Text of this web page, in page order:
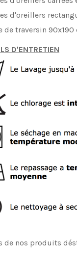
d'oreillers
de traversin 90x190
D'ENTRETIEN
de nos produits